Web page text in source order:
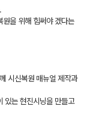
을 위해 힘써야 겠다는
시신복원 매뉴얼 제작과
있는 현진시닝을 만들고